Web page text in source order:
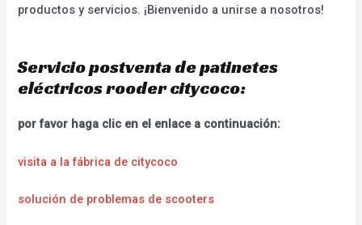
productos y servicios. ¡Bienvenido a unirse a nosotros!
Servicio postventa de patinetes
eléctricos rooder citycoco:
por favor haga clic en el enlace a continuación:
visita a la fábrica de citycoco
solución de problemas de scooters